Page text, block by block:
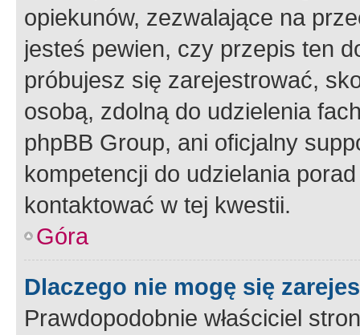
opiekunów, zezwalające na
jesteś pewien, czy przepis ten
próbujesz się zarejestrować,
osobą, zdolną do udzielenia
phpBB Group, ani oficjalny
kompetencji do udzielania
kontaktować w tej kwestii.
Góra
Dlaczego nie mogę się
Prawdopodobnie właściciel